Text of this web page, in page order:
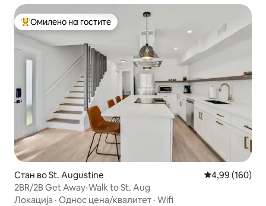
Меѓу најуспешните „Омилени на гостите“
Омилено на гостите
Стан во St. Augustine Просечна
4,99 (160)
2BR/2B Get Away-Walk to St. Aug
Локација · Однос цена/квалитет · Wifi